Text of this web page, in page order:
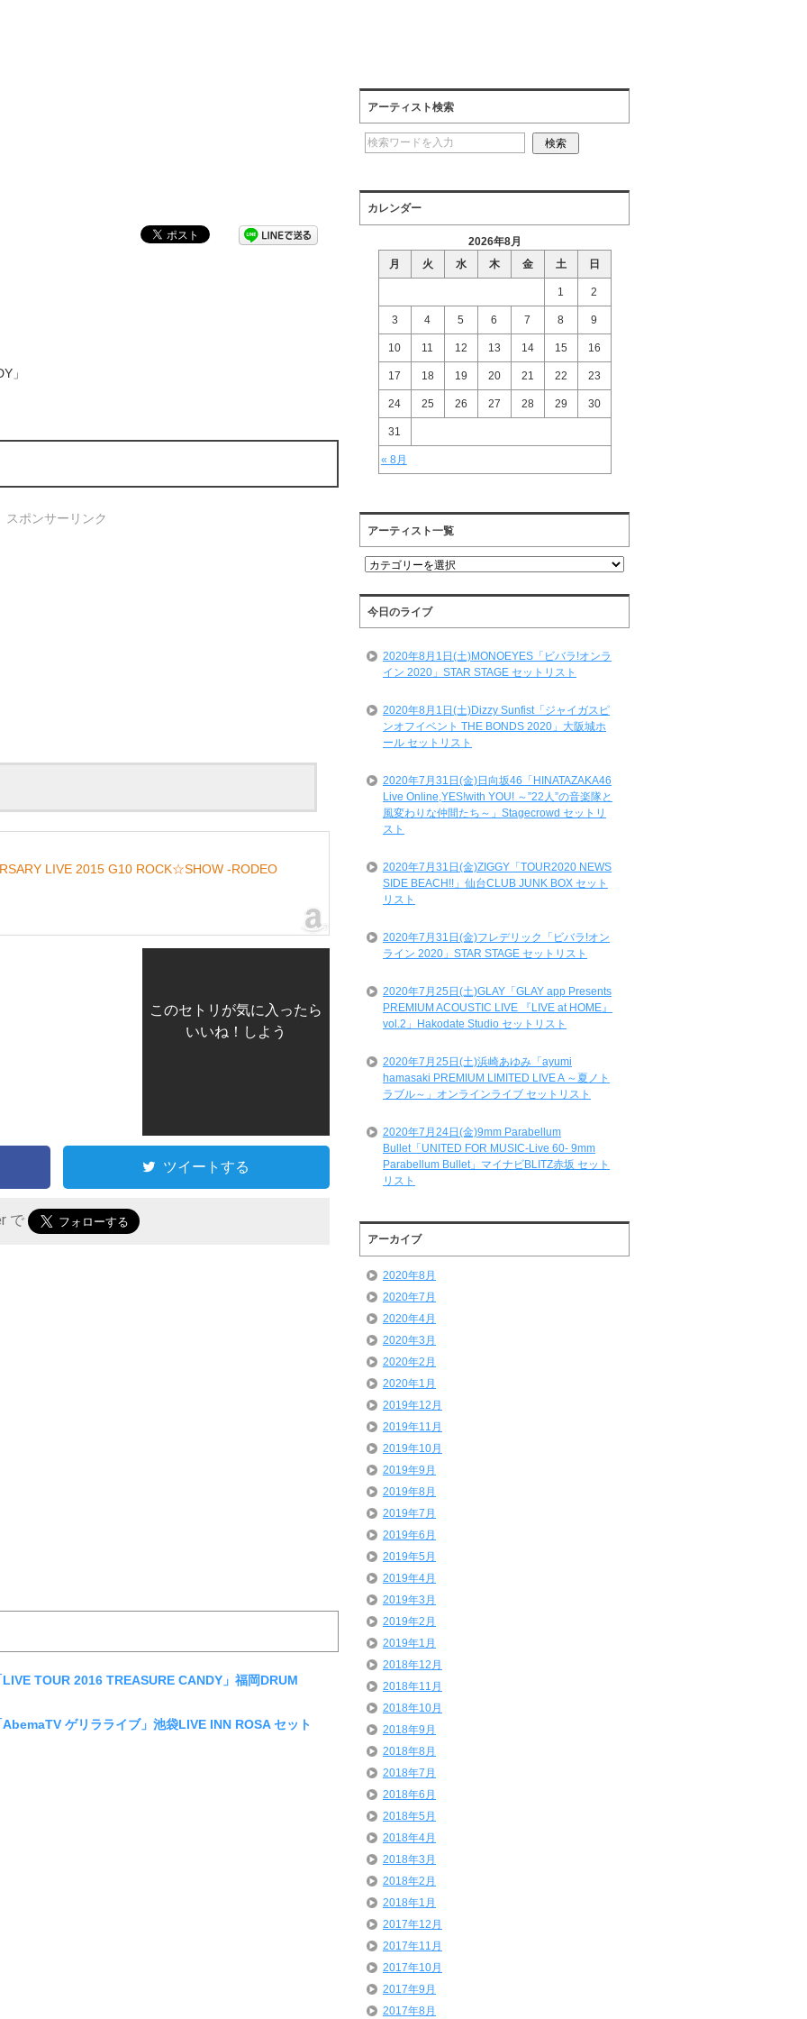
」
スポンサーリンク
LIVE 2015 G10 ROCK☆SHOW -RODEO
このセトリが気に入ったら
いいね！しよう
ツイートする
で
TOUR 2016 TREASURE CANDY」福岡DRUM
ゲリラライブ」池袋LIVE INN ROSA セット
アーティスト検索
カレンダー
2026年8月
月
火 水 木 金 土 日
« 8月
1 2
3 4 5 6 7 8 9
10 11 12 13 14 15 16
17 18 19 20 21 22 23
24 25 26 27 28 29 30
31
アーティスト一覧
ア
テ
ィ
ス
一
今日のライブ
2020年8月1日(土)MONOEYES「ビバラ!オンラ
イン 2020」STAR STAGE セットリスト
2020年8月1日(土)Dizzy Sunfist「ジャイガスピ
ンオフイベント THE BONDS 2020」大阪城ホ
ール セットリスト
2020年7月31日(金)日向坂46「HINATAZAKA46
Live Online,YES!with YOU! ～”22人”の音楽隊と
風変わりな仲間たち～」Stagecrowd セットリ
スト
2020年7月31日(金)ZIGGY「TOUR2020 NEWS
SIDE BEACH!!」仙台CLUB JUNK BOX セット
リスト
2020年7月31日(金)フレデリック「ビバラ!オン
ライン 2020」STAR STAGE セットリスト
2020年7月25日(土)GLAY「GLAY app Presents
PREMIUM ACOUSTIC LIVE 『LIVE at HOME』
vol.2」Hakodate Studio セットリスト
2020年7月25日(土)浜崎あゆみ「ayumi
hamasaki PREMIUM LIMITED LIVE A ～夏ノト
ラブル～」オンラインライブ セットリスト
2020年7月24日(金)9mm Parabellum
Bullet「UNITED FOR MUSIC-Live 60- 9mm
Parabellum Bullet」マイナビBLITZ赤坂 セット
リスト
アーカイブ
2020年8月
2020年7月
2020年4月
2020年3月
2020年2月
2020年1月
2019年12月
2019年11月
2019年10月
2019年9月
2019年8月
2019年7月
2019年6月
2019年5月
2019年4月
2019年3月
2019年2月
2019年1月
2018年12月
2018年11月
2018年10月
2018年9月
2018年8月
2018年7月
2018年6月
2018年5月
2018年4月
2018年3月
2018年2月
2018年1月
2017年12月
2017年11月
2017年10月
2017年9月
2017年8月